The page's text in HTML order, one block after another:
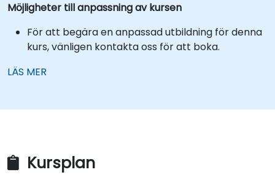
Möjligheter till anpassning av kursen
För att begära en anpassad utbildning för denna
kurs, vänligen kontakta oss för att boka.
LÄS MER
Kursplan